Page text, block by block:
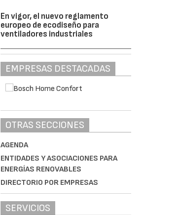
En vigor, el nuevo reglamento
europeo de ecodiseño para
ventiladores industriales
EMPRESAS DESTACADAS
OTRAS SECCIONES
AGENDA
ENTIDADES Y ASOCIACIONES PARA
ENERGÍAS RENOVABLES
DIRECTORIO POR EMPRESAS
SERVICIOS